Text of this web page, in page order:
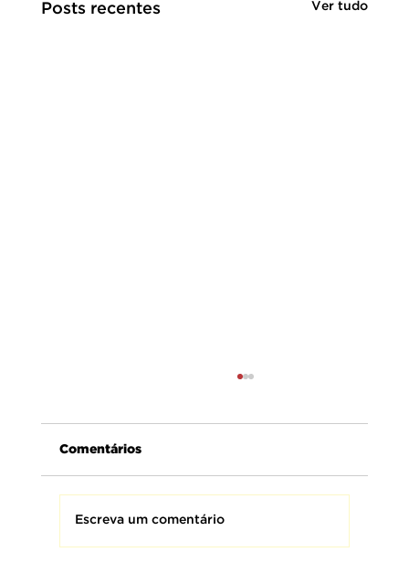
Posts recentes Ver tudo
Comentários
Escreva um comentário